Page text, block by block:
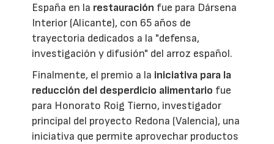
España en la restauración fue para Dársena
Interior (Alicante), con 65 años de
trayectoria dedicados a la "defensa,
investigación y difusión" del arroz español.
Finalmente, el premio a la iniciativa para la
reducción del desperdicio alimentario fue
para Honorato Roig Tierno, investigador
principal del proyecto Redona (Valencia), una
iniciativa que permite aprovechar productos